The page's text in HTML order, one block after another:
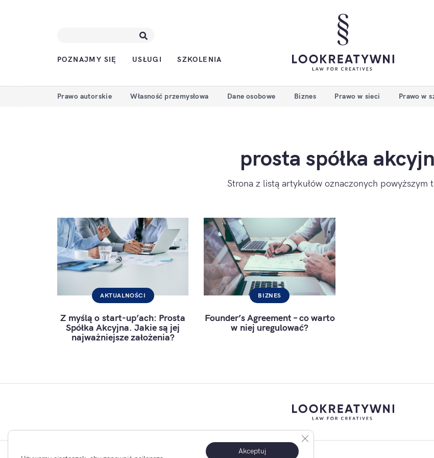
POZNAJMY SIĘ USŁUGI SZKOLENIA
Prawo autorskie Własność przemysłowa Dane osobowe Biznes Prawo w sieci Prawo w
prosta spółka
Strona z listą artykułów oznaczonych powyższym
AKTUALNOŚCI
Z myślą o start-up’ach: Prosta
Spółka Akcyjna. Jakie są jej
najważniejsze założenia?
BIZNES
Founder’s Agreement – co warto
w niej uregulować?
Akceptuj
Zamknij panel powiadomień o